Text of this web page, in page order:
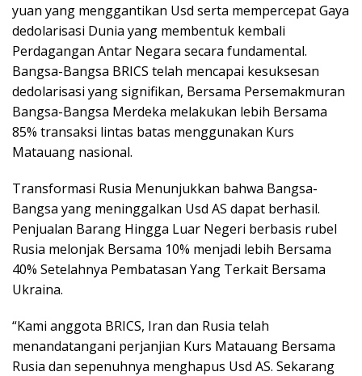
yuan yang menggantikan Usd serta mempercepat Gaya
dedolarisasi Dunia yang membentuk kembali
Perdagangan Antar Negara secara fundamental.
Bangsa-Bangsa BRICS telah mencapai kesuksesan
dedolarisasi yang signifikan, Bersama Persemakmuran
Bangsa-Bangsa Merdeka melakukan lebih Bersama
85% transaksi lintas batas menggunakan Kurs
Matauang nasional.
Transformasi Rusia Menunjukkan bahwa Bangsa-
Bangsa yang meninggalkan Usd AS dapat berhasil.
Penjualan Barang Hingga Luar Negeri berbasis rubel
Rusia melonjak Bersama 10% menjadi lebih Bersama
40% Setelahnya Pembatasan Yang Terkait Bersama
Ukraina.
“Kami anggota BRICS, Iran dan Rusia telah
menandatangani perjanjian Kurs Matauang Bersama
Rusia dan sepenuhnya menghapus Usd AS. Sekarang